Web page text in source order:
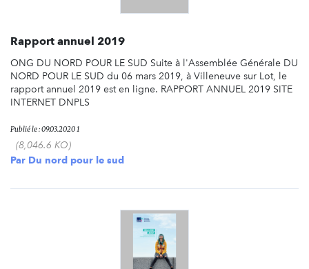
Rapport annuel 2019
ONG DU NORD POUR LE SUD Suite à l'Assemblée Générale DU
NORD POUR LE SUD du 06 mars 2019, à Villeneuve sur Lot, le
rapport annuel 2019 est en ligne. RAPPORT ANNUEL 2019 SITE
INTERNET DNPLS
Publié le : 09.03.2020 1
(8,046.6 KO)
Par Du nord pour le sud